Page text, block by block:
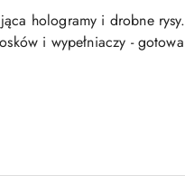
hologramy i drobne
i wypełniaczy -